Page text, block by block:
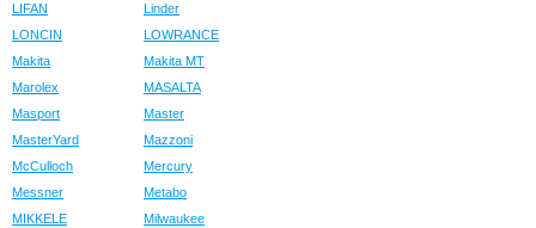
LIFAN
Linder
LONCIN
LOWRANCE
Makita
Makita MT
Marolex
MASALTA
Masport
Master
MasterYard
Mazzoni
McCulloch
Mercury
Messner
Metabo
MIKKELE
Milwaukee